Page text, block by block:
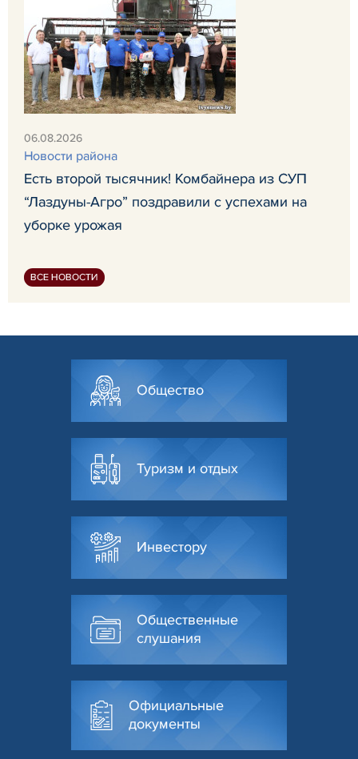
06.08.2026
Новости района
Есть второй тысячник! Комбайнера из СУП
“Лаздуны-Агро” поздравили с успехами на
уборке урожая
ВСЕ НОВОСТИ
Общество
Туризм и отдых
Инвестору
Общественные
слушания
Официальные
документы